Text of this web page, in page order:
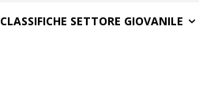
CLASSIFICHE SETTORE GIOVANILE